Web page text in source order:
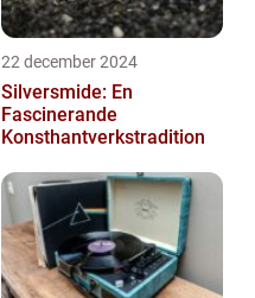
22 december 2024
Silversmide: En
Fascinerande
Konsthantverkstradition